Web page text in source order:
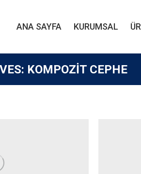
ANA SAYFA KURUMSAL
KOMPOZIT CEPHE